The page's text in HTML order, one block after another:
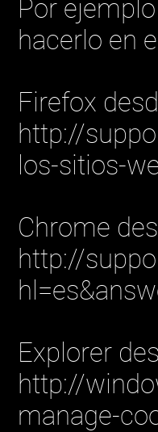
Por
hacerlo en
Firefox
http://
los-sitios-
Chrome
http://
Explorer
http://
manage-